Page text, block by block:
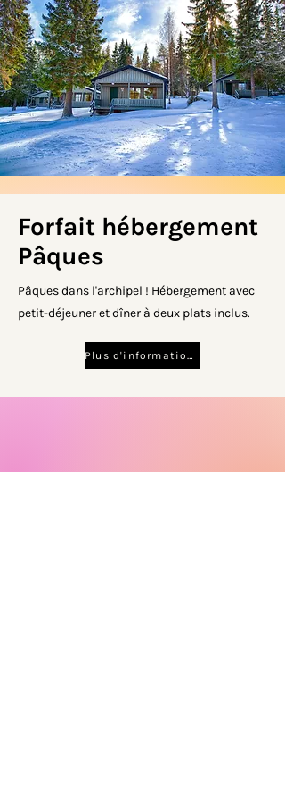
Forfait hébergement
Pâques
Pâques dans l'archipel ! Hébergement avec
petit-déjeuner et dîner à deux plats inclus.
Plus d'informations